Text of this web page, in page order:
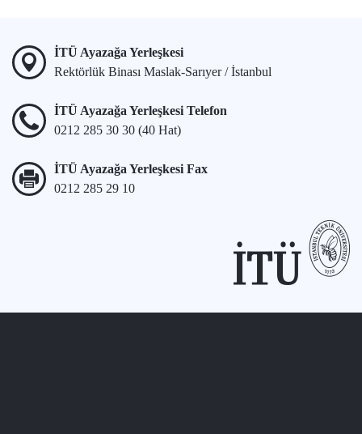
İTÜ Ayazağa Yerleşkesi
Rektörlük Binası Maslak-Sarıyer / İstanbul
İTÜ Ayazağa Yerleşkesi Telefon
0212 285 30 30 (40 Hat)
İTÜ Ayazağa Yerleşkesi Fax
0212 285 29 10